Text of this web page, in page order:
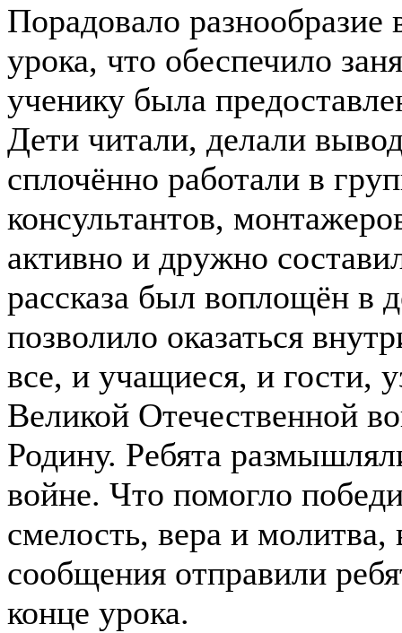
Порадовало разнообразие
урока, что обеспечило
ученику была
Дети читали, делали
сплочённо работали в
консультантов,
активно и дружно
рассказа был воплощён в
позволило оказаться
все, и учащиеся, и гости,
Великой Отечественной
Родину. Ребята
войне. Что помогло
смелость, вера и
сообщения отправили
конце урока.